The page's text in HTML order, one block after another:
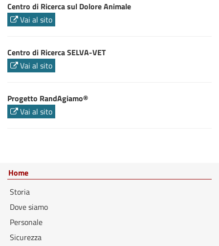
Centro di Ricerca sul Dolore Animale
Vai al sito
Centro di Ricerca SELVA-VET
Vai al sito
Progetto RandAgiamo®
Vai al sito
Home
Storia
Dove siamo
Personale
Sicurezza